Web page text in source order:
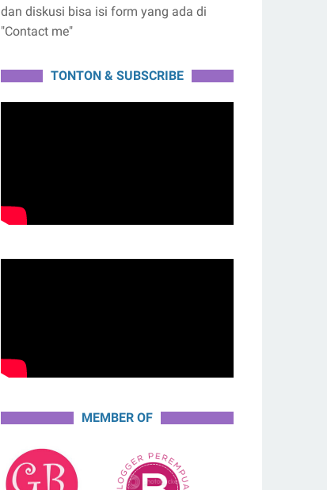
dan diskusi bisa isi form yang ada di
"Contact me"
TONTON & SUBSCRIBE
MEMBER OF